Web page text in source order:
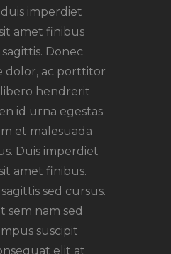
imperdiet
amet finibus
Donec
dolor, ac porttitor
libero hendrerit
id urna egestas
et malesuada
Duis imperdiet
amet finibus.
sed cursus.
nam sed
suscipit
elit at